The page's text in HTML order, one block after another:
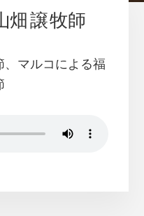
譲 牧師
、マルコによる福